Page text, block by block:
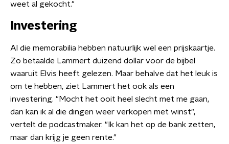
weet al gekocht."
Investering
Al die memorabilia hebben natuurlijk wel een prijskaartje.
Zo betaalde Lammert duizend dollar voor de bijbel
waaruit Elvis heeft gelezen. Maar behalve dat het leuk is
om te hebben, ziet Lammert het ook als een
investering. "Mocht het ooit heel slecht met me gaan,
dan kan ik al die dingen weer verkopen met winst",
vertelt de podcastmaker. "Ik kan het op de bank zetten,
maar dan krijg je geen rente."